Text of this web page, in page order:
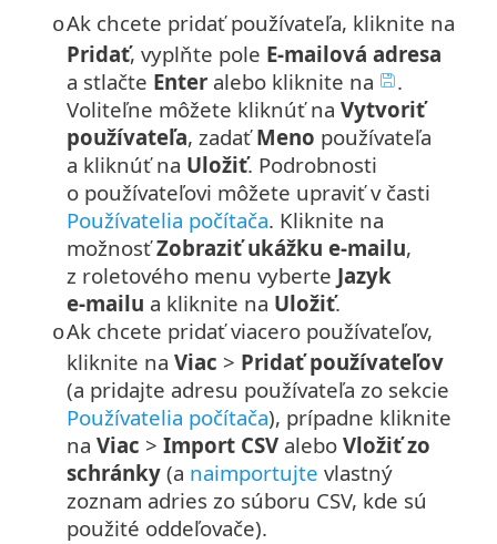
oAk chcete pridať používateľa, kliknite na
Pridať, vyplňte pole E‑mailová adresa
a stlačte Enter alebo kliknite na
.
Voliteľne môžete kliknúť na Vytvoriť
používateľa, zadaťMeno používateľa
a kliknúť na Uložiť. Podrobnosti
o používateľovi môžete upraviť v časti
Používatelia počítača. Kliknite na
možnosťZobraziť ukážku e‑mailu,
z roletového menu vyberte Jazyk
e‑mailu a kliknite na Uložiť.
oAk chcete pridať viacero používateľov,
kliknite na Viac > Pridať používateľov
(a pridajte adresu používateľa zo sekcie
Používatelia počítača), prípadne kliknite
na Viac > Import CSV alebo Vložiť zo
schránky (a naimportujte vlastný
zoznam adries zo súboru CSV, kde sú
použité oddeľovače).